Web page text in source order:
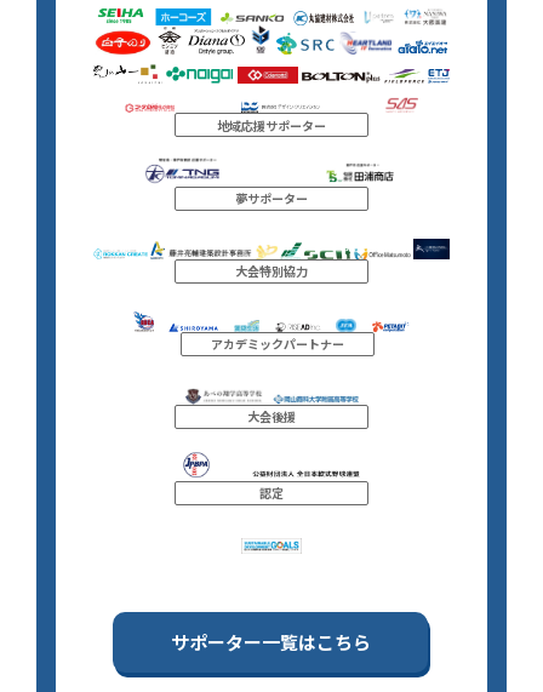
地域応援サポーター
夢サポーター
大会特別協力
アカデミックパートナー
大会後援
認定
サポーター一覧はこちら